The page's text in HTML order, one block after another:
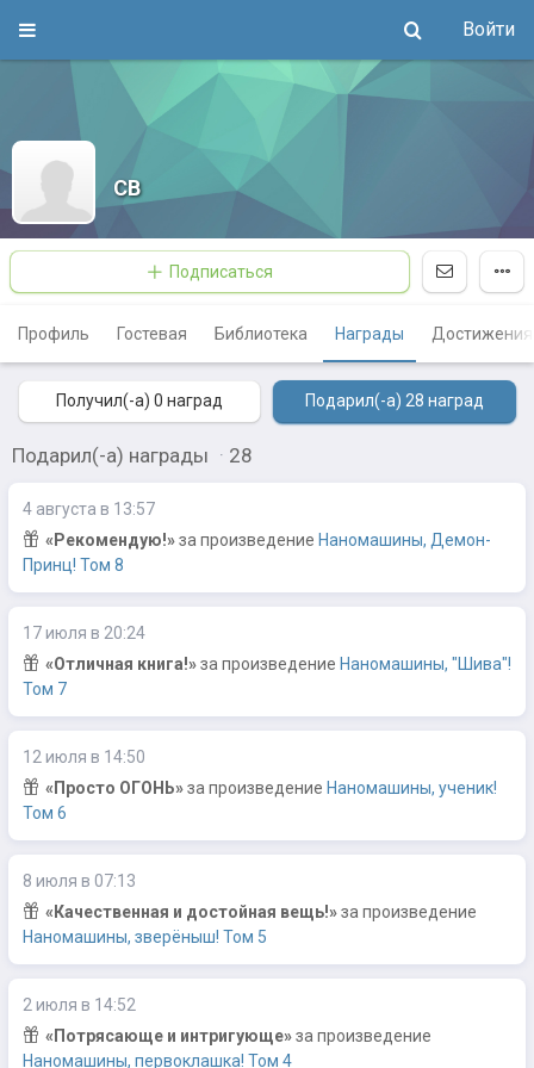
Войти
СВ
Подписаться
Профиль Гостевая Библиотека Награды Достижения
Получил(-а) 0 наград Подарил(-а) 28 наград
Подарил(-а) награды · 28
4 августа в 13:57
«Рекомендую!»за произведение Наномашины, Демон-
Принц! Том 8
17 июля в 20:24
«Отличная книга!»за произведение Наномашины, "Шива"!
Том 7
12 июля в 14:50
«Просто ОГОНЬ»за произведение Наномашины, ученик!
Том 6
8 июля в 07:13
«Качественная и достойная вещь!»за произведение
Наномашины, зверёныш! Том 5
2 июля в 14:52
«Потрясающе и интригующе»за произведение
Наномашины, первоклашка! Том 4